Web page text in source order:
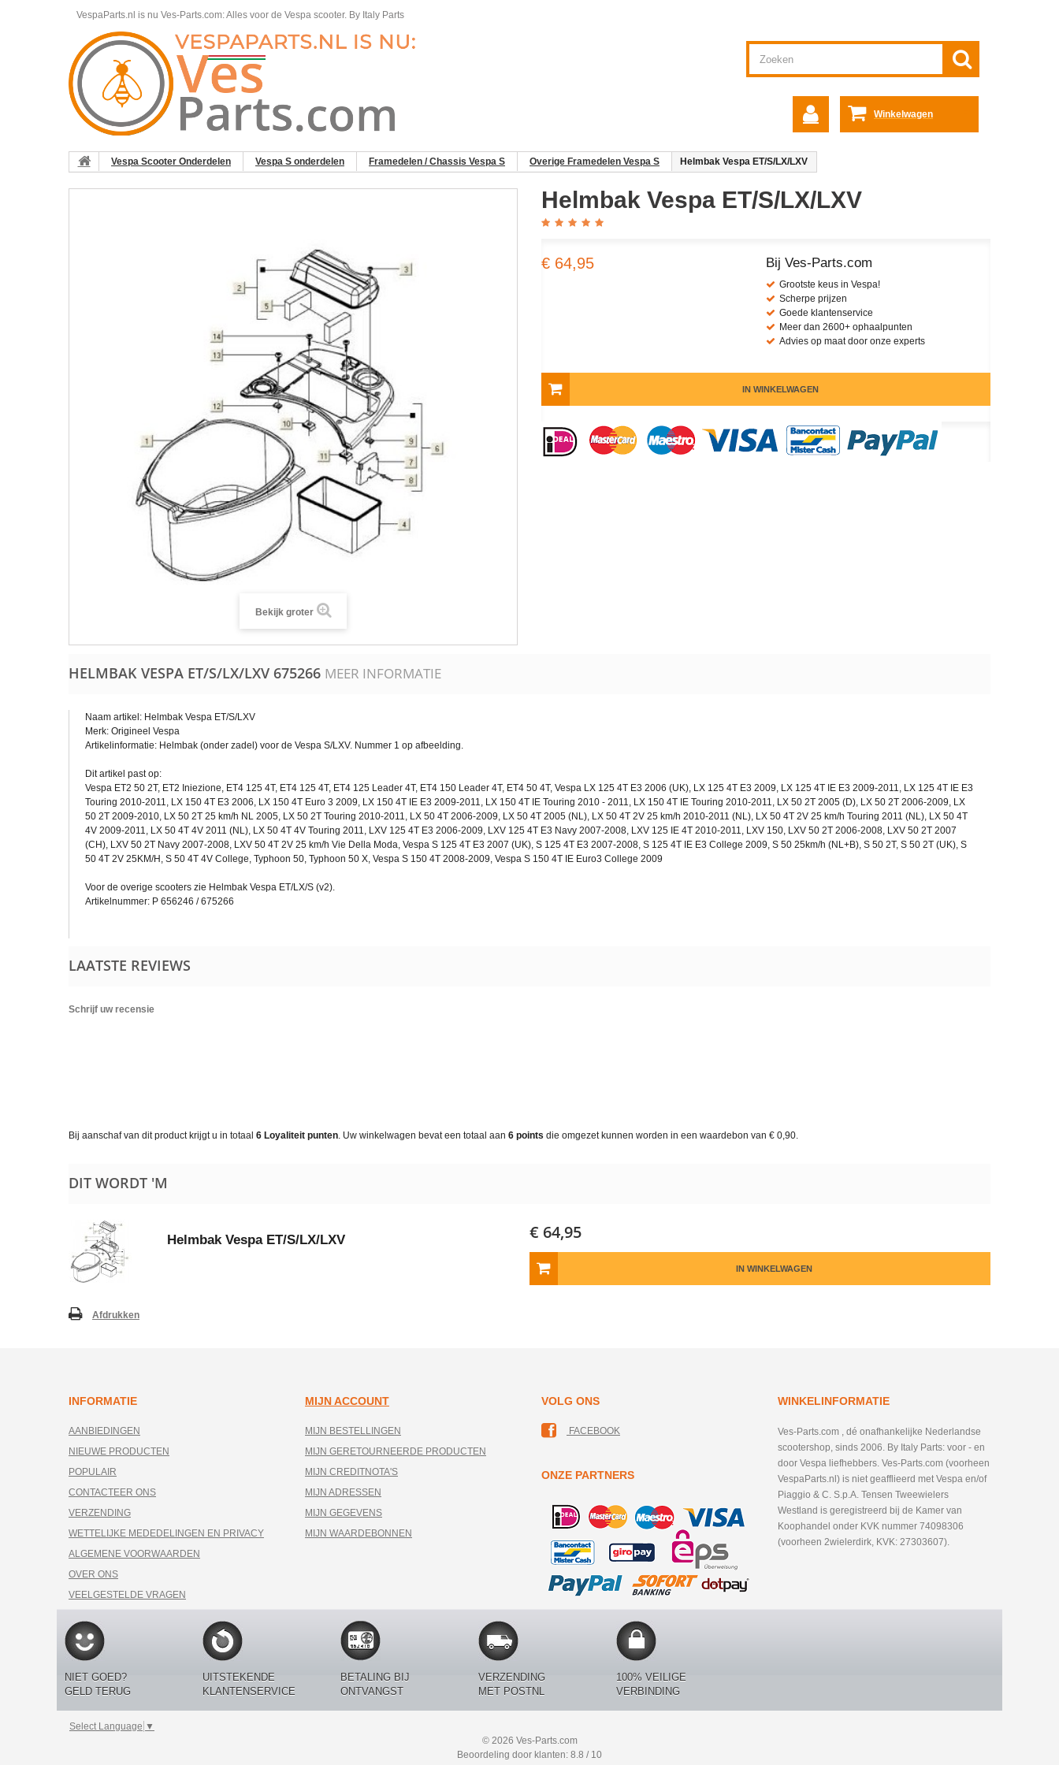
VespaParts.nl is nu Ves-Parts.com: Alles voor de Vespa scooter. By Italy Parts
Winkelwagen
Vespa Scooter Onderdelen Vespa S onderdelen Framedelen / Chassis Vespa S Overige Framedelen Vespa S Helmbak Vespa ET/S/LX/LXV
Bekijk groter
Helmbak Vespa ET/S/LX/LXV
€ 64,95 Bij Ves-Parts.com
Grootste keus in Vespa!
Scherpe prijzen
Goede klantenservice
Meer dan 2600+ ophaalpunten
Advies op maat door onze experts
IN WINKELWAGEN
HELMBAK VESPA ET/S/LX/LXV 675266 MEER INFORMATIE
Naam artikel: Helmbak Vespa ET/S/LXV
Merk: Origineel Vespa
Artikelinformatie: Helmbak (onder zadel) voor de Vespa S/LXV. Nummer 1 op afbeelding.
Dit artikel past op:
Vespa ET2 50 2T, ET2 Iniezione, ET4 125 4T, ET4 125 4T, ET4 125 Leader 4T, ET4 150 Leader 4T, ET4 50 4T, Vespa LX 125 4T E3 2006 (UK), LX 125 4T E3 2009, LX 125 4T IE E3 2009-2011, LX 125 4T IE E3
Touring 2010-2011, LX 150 4T E3 2006, LX 150 4T Euro 3 2009, LX 150 4T IE E3 2009-2011, LX 150 4T IE Touring 2010 - 2011, LX 150 4T IE Touring 2010-2011, LX 50 2T 2005 (D), LX 50 2T 2006-2009, LX
50 2T 2009-2010, LX 50 2T 25 km/h NL 2005, LX 50 2T Touring 2010-2011, LX 50 4T 2006-2009, LX 50 4T 2005 (NL), LX 50 4T 2V 25 km/h 2010-2011 (NL), LX 50 4T 2V 25 km/h Touring 2011 (NL), LX 50 4T
4V 2009-2011, LX 50 4T 4V 2011 (NL), LX 50 4T 4V Touring 2011, LXV 125 4T E3 2006-2009, LXV 125 4T E3 Navy 2007-2008, LXV 125 IE 4T 2010-2011, LXV 150, LXV 50 2T 2006-2008, LXV 50 2T 2007
(CH), LXV 50 2T Navy 2007-2008, LXV 50 4T 2V 25 km/h Vie Della Moda, Vespa S 125 4T E3 2007 (UK), S 125 4T E3 2007-2008, S 125 4T IE E3 College 2009, S 50 25km/h (NL+B), S 50 2T, S 50 2T (UK), S
50 4T 2V 25KM/H, S 50 4T 4V College, Typhoon 50, Typhoon 50 X, Vespa S 150 4T 2008-2009, Vespa S 150 4T IE Euro3 College 2009
Voor de overige scooters zie Helmbak Vespa ET/LX/S (v2).
Artikelnummer: P 656246 / 675266
LAATSTE REVIEWS
Schrijf uw recensie
Bij aanschaf van dit product krijgt u in totaal 6 Loyaliteit punten. Uw winkelwagen bevat een totaal aan 6 points die omgezet kunnen worden in een waardebon van € 0,90.
DIT WORDT 'M
Helmbak Vespa ET/S/LX/LXV € 64,95
IN WINKELWAGEN
Afdrukken
INFORMATIE
AANBIEDINGEN
NIEUWE PRODUCTEN
POPULAIR
CONTACTEER ONS
VERZENDING
WETTELIJKE MEDEDELINGEN EN PRIVACY
ALGEMENE VOORWAARDEN
OVER ONS
VEELGESTELDE VRAGEN
MIJN ACCOUNT
MIJN BESTELLINGEN
MIJN GERETOURNEERDE PRODUCTEN
MIJN CREDITNOTA'S
MIJN ADRESSEN
MIJN GEGEVENS
MIJN WAARDEBONNEN
VOLG ONS
FACEBOOK
ONZE PARTNERS
WINKELINFORMATIE
Ves-Parts.com , dé onafhankelijke Nederlandse
scootershop, sinds 2006. By Italy Parts: voor - en
door Vespa liefhebbers. Ves-Parts.com (voorheen
VespaParts.nl) is niet geafflieerd met Vespa en/of
Piaggio & C. S.p.A. Tensen Tweewielers
Westland is geregistreerd bij de Kamer van
Koophandel onder KVK nummer 74098306
(voorheen 2wielerdirk, KVK: 27303607).
NIET GOED?
GELD TERUG
UITSTEKENDE
KLANTENSERVICE
BETALING BIJ
ONTVANGST
VERZENDING
MET POSTNL
100% VEILIGE
VERBINDING
Select Language ▼
© 2026 Ves-Parts.com
Beoordeling door klanten: 8.8 / 10